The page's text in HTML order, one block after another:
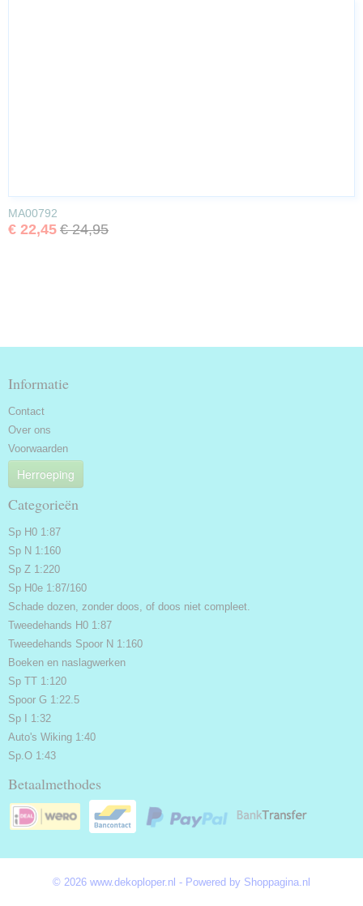
MA00792
€ 22,45 € 24,95
Informatie
Contact
Over ons
Voorwaarden
Herroeping
Categorieën
Sp H0 1:87
Sp N 1:160
Sp Z 1:220
Sp H0e 1:87/160
Schade dozen, zonder doos, of doos niet compleet.
Tweedehands H0 1:87
Tweedehands Spoor N 1:160
Boeken en naslagwerken
Sp TT 1:120
Spoor G 1:22.5
Sp I 1:32
Auto's Wiking 1:40
Sp.O 1:43
Betaalmethodes
© 2026 www.dekoploper.nl - Powered by Shoppagina.nl